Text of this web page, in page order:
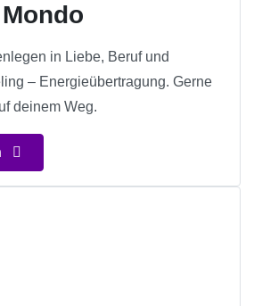
in Liebe, Beruf und
– Energieübertragung. Gerne
deinem Weg.